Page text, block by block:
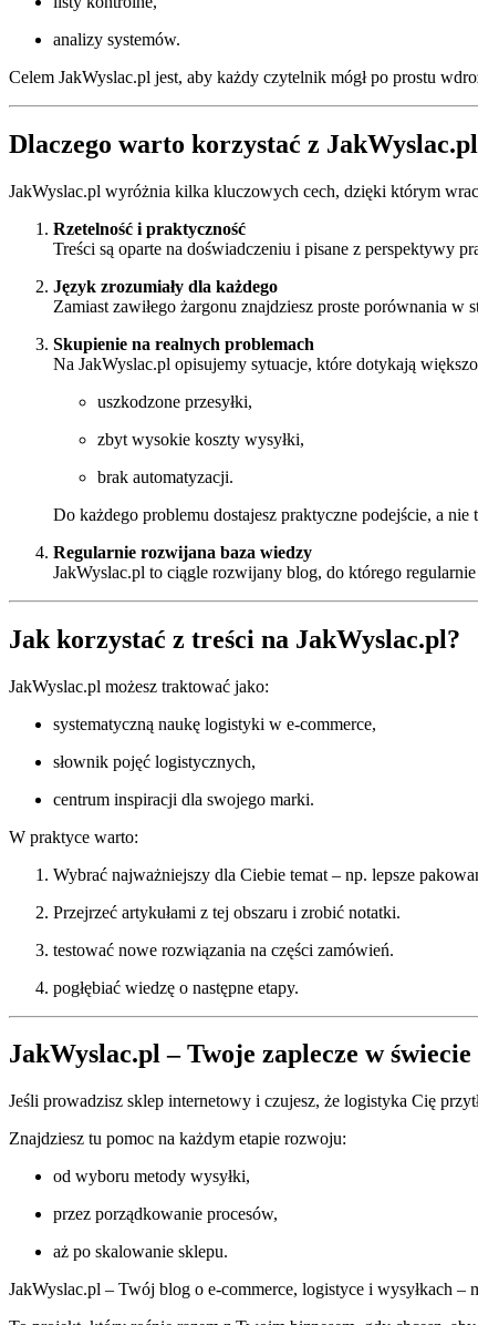
analizy systemów.
Celem JakWyslac.pl jest, aby każdy czytelnik mógł po prostu
Dlaczego warto korzystać z
JakWyslac.pl wyróżnia kilka kluczowych cech, dzięki którym
Rzetelność i praktyczność
Treści są oparte na doświadczeniu i pisane z perspektywy
Język zrozumiały dla każdego
Zamiast zawiłego żargonu znajdziesz proste porównania w
Skupienie na realnych problemach
Na JakWyslac.pl opisujemy sytuacje, które dotykają
uszkodzone przesyłki,
zbyt wysokie koszty wysyłki,
brak automatyzacji.
Do każdego problemu dostajesz praktyczne podejście, a nie
Regularnie rozwijana baza wiedzy
JakWyslac.pl to ciągle rozwijany blog, do którego
Jak korzystać z treści na JakWyslac.pl?
JakWyslac.pl możesz traktować jako:
systematyczną naukę logistyki w e-commerce,
słownik pojęć logistycznych,
centrum inspiracji dla swojego marki.
W praktyce warto:
Wybrać najważniejszy dla Ciebie temat – np. lepsze
Przejrzeć artykułami z tej obszaru i zrobić notatki.
testować nowe rozwiązania na części zamówień.
pogłębiać wiedzę o następne etapy.
JakWyslac.pl – Twoje zaplecze w świecie
Jeśli prowadzisz sklep internetowy i czujesz, że logistyka Cię
Znajdziesz tu pomoc na każdym etapie rozwoju:
od wyboru metody wysyłki,
przez porządkowanie procesów,
aż po skalowanie sklepu.
JakWyslac.pl – Twój blog o e-commerce, logistyce i wysyłkach